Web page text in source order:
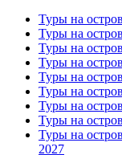
Туры на
Туры на
Туры на
Туры на
Туры на
Туры на
Туры на
Туры на
Туры на
2027